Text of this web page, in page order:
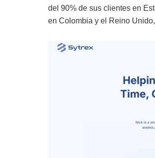
del 90% de sus clientes en
en Colombia y el Reino